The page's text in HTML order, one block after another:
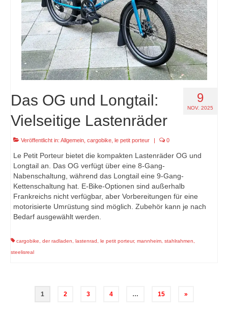
9
NOV. 2025
Das OG und Longtail:
Vielseitige Lastenräder
Veröffentlicht in: Allgemein cargobike le petit porteur | 0
Le Petit Porteur bietet die kompakten Lastenräder OG und
Longtail an. Das OG verfügt über eine 8-Gang-
Nabenschaltung, während das Longtail eine 9-Gang-
Kettenschaltung hat. E-Bike-Optionen sind außerhalb
Frankreichs nicht verfügbar, aber Vorbereitungen für eine
motorisierte Umrüstung sind möglich. Zubehör kann je nach
Bedarf ausgewählt werden.
cargobike der radladen lastenrad le petit porteur, mannheim stahlrahmen
steelisreal
Seitennummerierung
1 2 3 4 … 15 »